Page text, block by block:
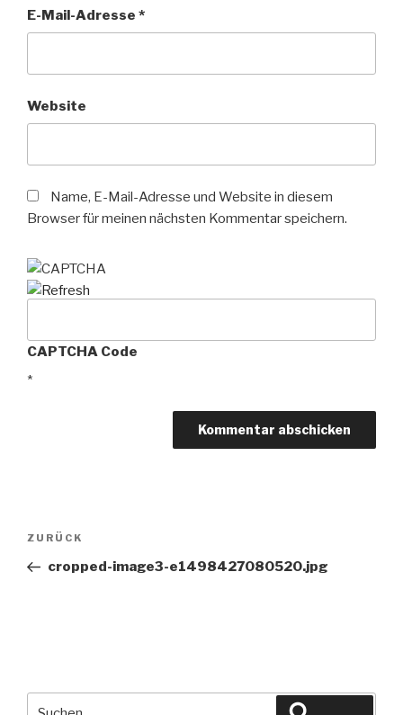
E-Mail-Adresse *
Website
Name, E-Mail-Adresse und Website in diesem
Browser für meinen nächsten Kommentar speichern.
CAPTCHA Code
*
Beitragsnavigation
Vorheriger
Beitrag
ZURÜCK
cropped-image3-e1498427080520.jpg